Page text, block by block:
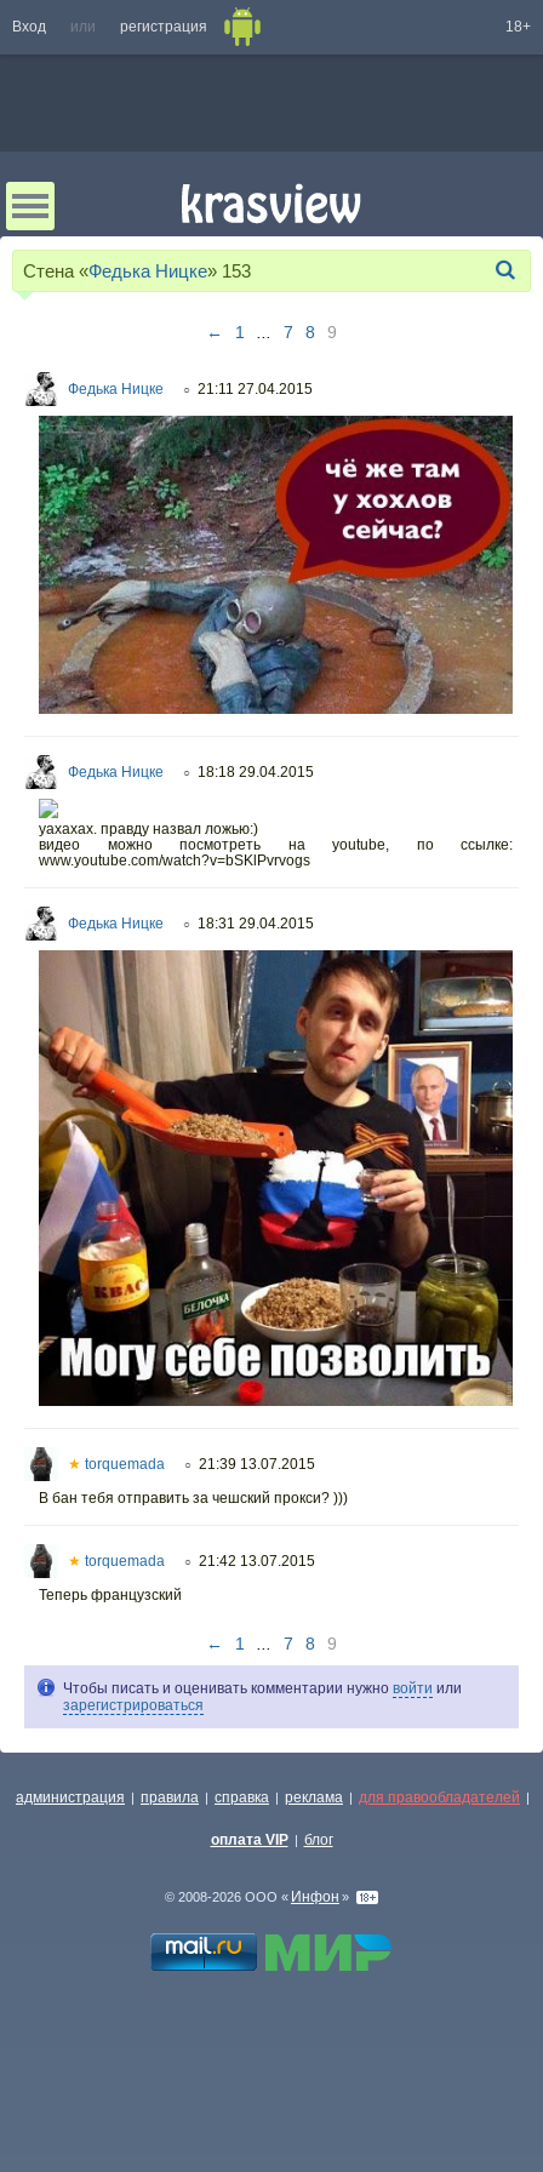
Вход или регистрация 18+
Стена «Федька Ницке» 153
← 1 7 8 9
Федька Ницке ○ 21:11 27.04.2015
Федька Ницке ○ 18:18 29.04.2015
уахахах. правду назвал ложью:)
видео можно посмотреть на youtube, по ссылке:
www.youtube.com/watch?v=bSKlPvrvogs
Федька Ницке ○ 18:31 29.04.2015
★ torquemada ○ 21:39 13.07.2015
В бан тебя отправить за чешский прокси? )))
★ torquemada ○ 21:42 13.07.2015
Теперь французский
← 1 7 8 9
Чтобы писать и оценивать комментарии нужно войти или
зарегистрироваться
администрация | правила | справка | реклама | для правообладателей |
оплата VIP | блог
© 2008-2026 ООО « Инфон »